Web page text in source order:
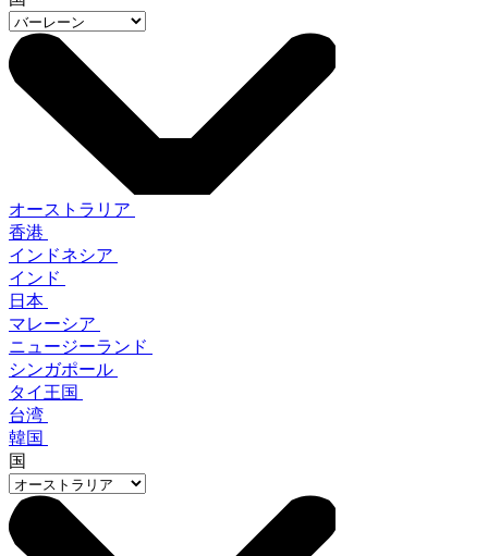
オーストラリア
香港
インドネシア
インド
日本
マレーシア
ニュージーランド
シンガポール
タイ王国
台湾
韓国
国